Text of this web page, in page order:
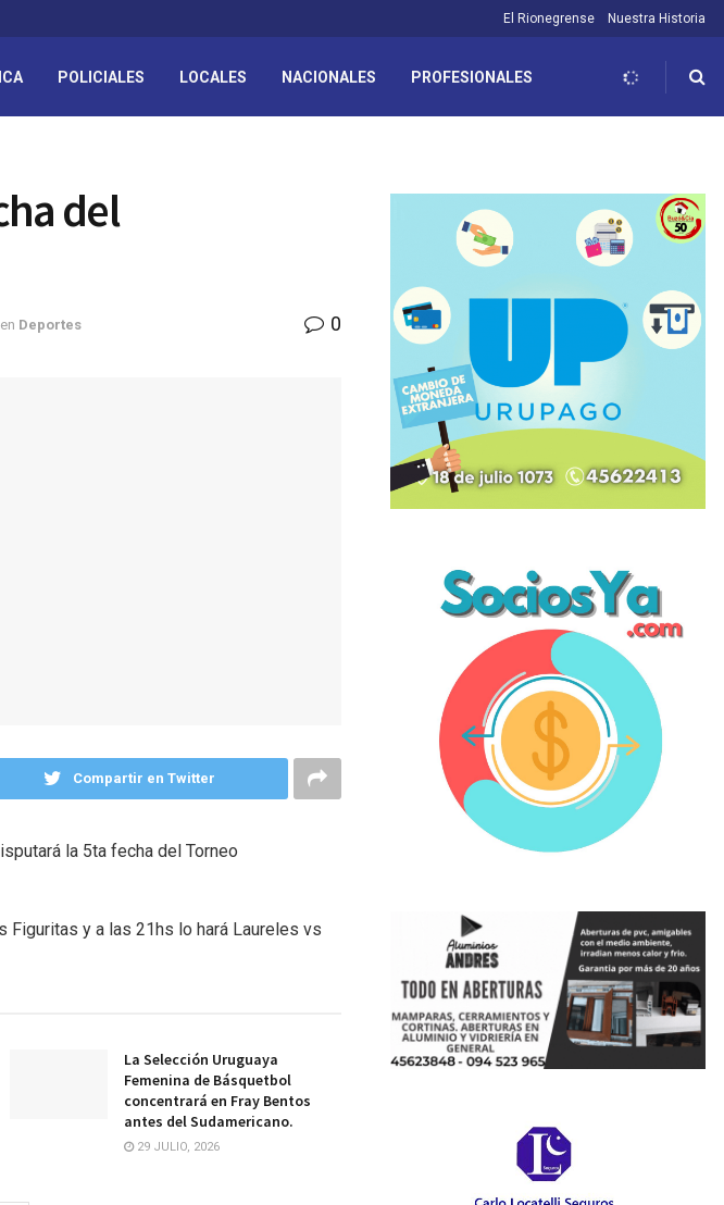
El Rionegrense Nuestra Historia
POLICIALES LOCALES NACIONALES PROFESIONALES
del
en Deportes 0
Compartir en Twitter
la 5ta fecha del Torneo
y a las 21hs lo hará Laureles vs
La Selección Uruguaya
Femenina de Básquetbol
concentrará en Fray Bentos
antes del Sudamericano.
29 JULIO, 2026